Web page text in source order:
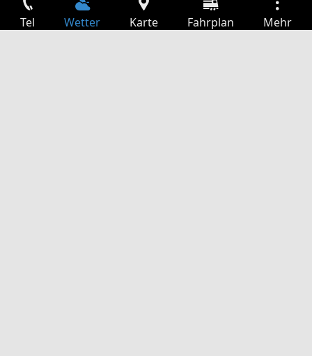
Tel Wetter Karte Fahrplan Mehr